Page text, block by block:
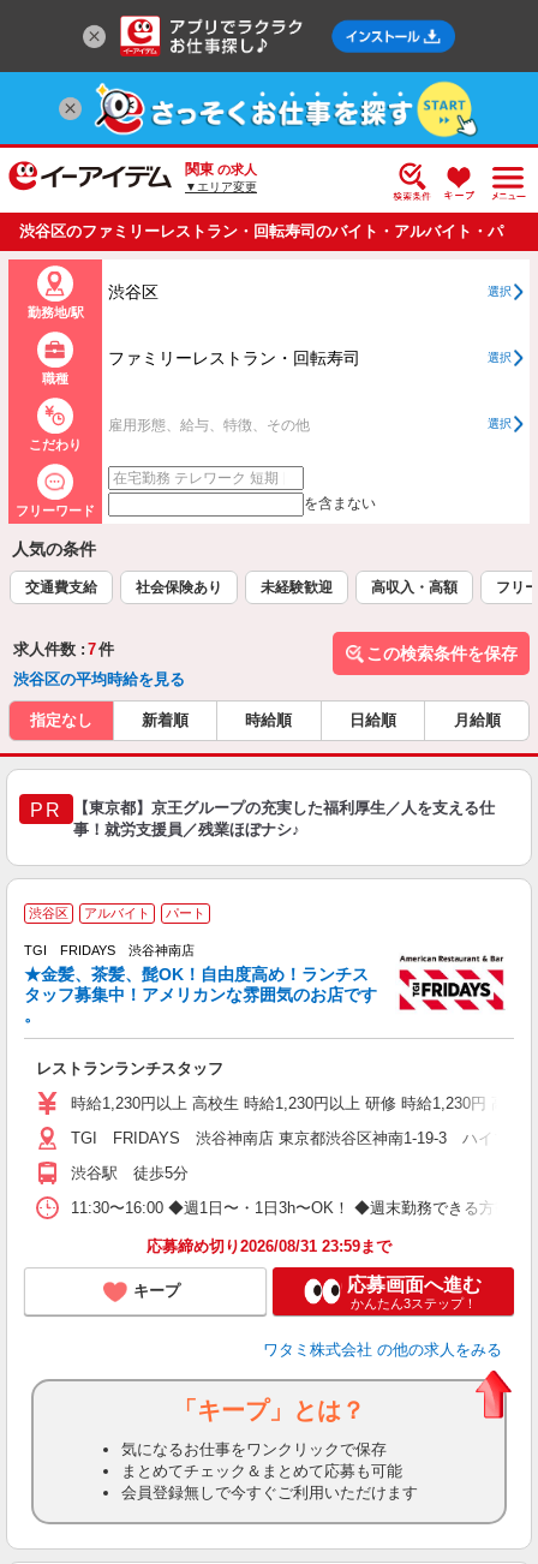
関東 の求人
▼エリア変更
渋谷区のファミリーレストラン・回転寿司のバイト・アルバイト・パ
ートの求人情報一覧
勤務地/駅
渋谷区 選択
職種
ファミリーレストラン・回転寿司 選択
こだわり
雇用形態、給与、特徴、その他 選択
フリーワード を含まない
人気の条件
交通費支給 社会保険あり 未経験歓迎 高収入・高額 フリ
求人件数 : 7件
渋谷区の平均時給を見る
この検索条件を保存
指定なし 新着順 時給順 日給順 月給順
PR
【東京都】京王グループの充実した福利厚生／人を支える仕
事！就労支援員／残業ほぼナシ♪
渋谷区 アルバイト パート
TGI FRIDAYS 渋谷神南店
★金髪、茶髪、髭OK！自由度高め！ランチス
タッフ募集中！アメリカンな雰囲気のお店です
。
レストランランチスタッフ
時給1,230円以上 高校生 時給1,230円以上 研修 時給1,230円 高
TGI FRIDAYS 渋谷神南店 東京都渋谷区神南1-19-3 ハイマン
渋谷駅 徒歩5分
11:30〜16:00 ◆週1日〜・1日3h〜OK！ ◆週末勤務できる方歓
応募締め切り2026/08/31 23:59まで
キープ 応募画面へ進む
かんたん3ステップ！
ワタミ株式会社 の他の求人をみる
「キープ」とは？
気になるお仕事をワンクリックで保存
まとめてチェック＆まとめて応募も可能
会員登録無しで今すぐご利用いただけます